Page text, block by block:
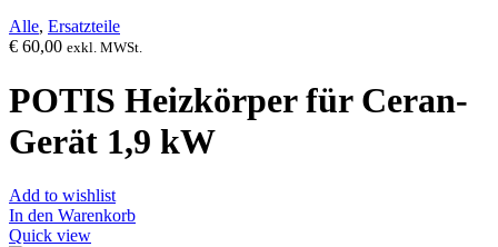
Alle, Ersatzteile
€ 60,00 exkl. MWSt.
POTIS Heizkörper für Ceran-
Gerät 1,9 kW
Add to wishlist
In den Warenkorb
Quick view